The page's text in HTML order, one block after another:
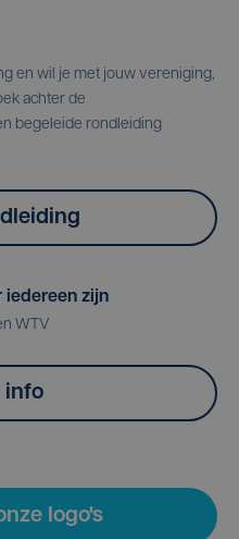
en wil je met jouw vereniging,
achter de
begeleide rondleiding
iedereen zijn
WTV
info
logo's